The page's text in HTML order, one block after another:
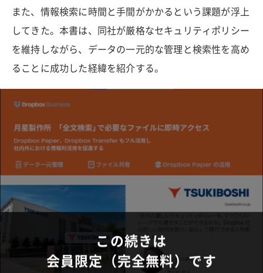
また、情報検索に時間と手間がかかるという課題が浮上
してきた。本書は、同社が厳格なセキュリティポリシー
を維持しながら、データの一元的な管理と検索性を高め
ることに成功した経緯を紹介する。
この続きは
会員限定（完全無料）です